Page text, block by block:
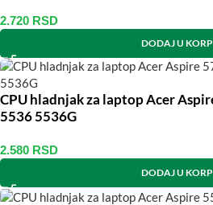
2.720 RSD
DODAJ U
CPU hladnjak za laptop Acer
5536 5536G
2.580 RSD
DODAJ U